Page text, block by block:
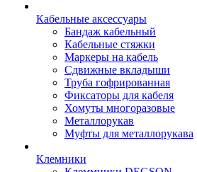
Кабельные аксессуары
Бандаж кабельный
Кабельные стяжки
Маркеры на кабель
Сдвижные вкладыши
Труба гофрированная
Фиксаторы для кабеля
Хомуты многоразовые
Металлорукав
Муфты для металлорукава
Клемники